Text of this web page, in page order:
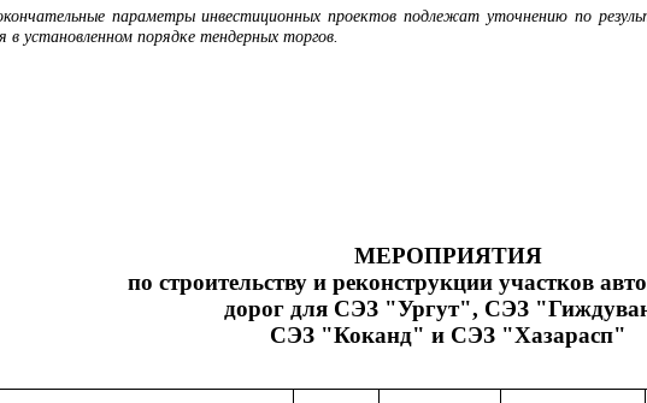
параметры инвестиционных проектов подлежат уточнению по
в установленном порядке тендерных торгов.
МЕРОПРИЯТИЯ
по строительству и реконструкции участков
дорог для СЭЗ "Ургут", СЭЗ
СЭЗ "Коканд" и СЭЗ "Хазарасп"